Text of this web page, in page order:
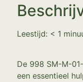
Leestijd: < 1
De 998 SM-M-
een essentieel